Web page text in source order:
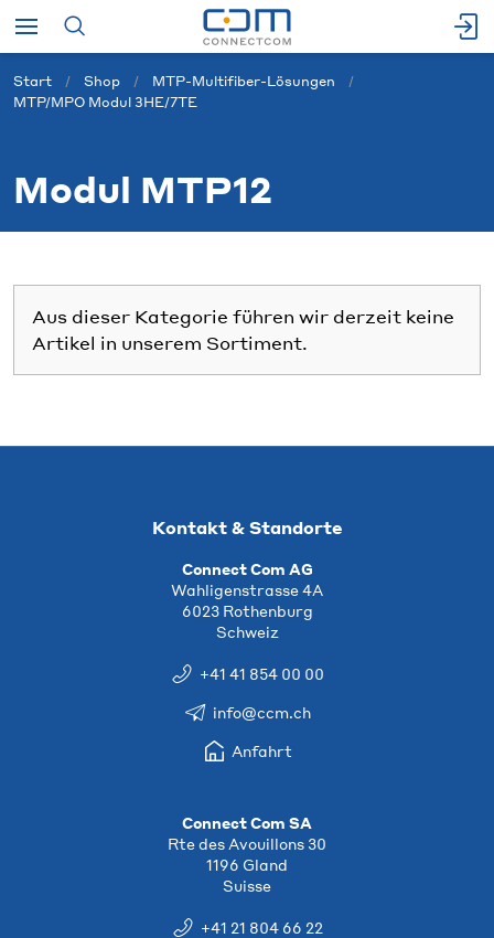
Start Shop
MTP-Multifiber-Lösungen
MTP/MPO Modul 3HE/7TE
Modul MTP12
Aus dieser Kategorie führen wir derzeit keine
Artikel in unserem Sortiment.
Kontakt & Standorte
Connect Com AG
Wahligenstrasse 4A
6023 Rothenburg
Schweiz
+41 41 854 00 00
info@ccm.ch
Anfahrt
Connect Com SA
Rte des Avouillons 30
1196 Gland
Suisse
+41 21 804 66 22